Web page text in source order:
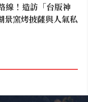
線！造訪「台版神
景窯烤披薩與人氣私